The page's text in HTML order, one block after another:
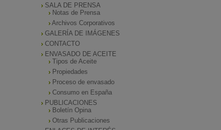
SALA DE PRENSA
Notas de Prensa
Archivos Corporativos
GALERÍA DE IMÁGENES
CONTACTO
ENVASADO DE ACEITE
Tipos de Aceite
Propiedades
Proceso de envasado
Consumo en España
PUBLICACIONES
Boletín Opina
Otras Publicaciones